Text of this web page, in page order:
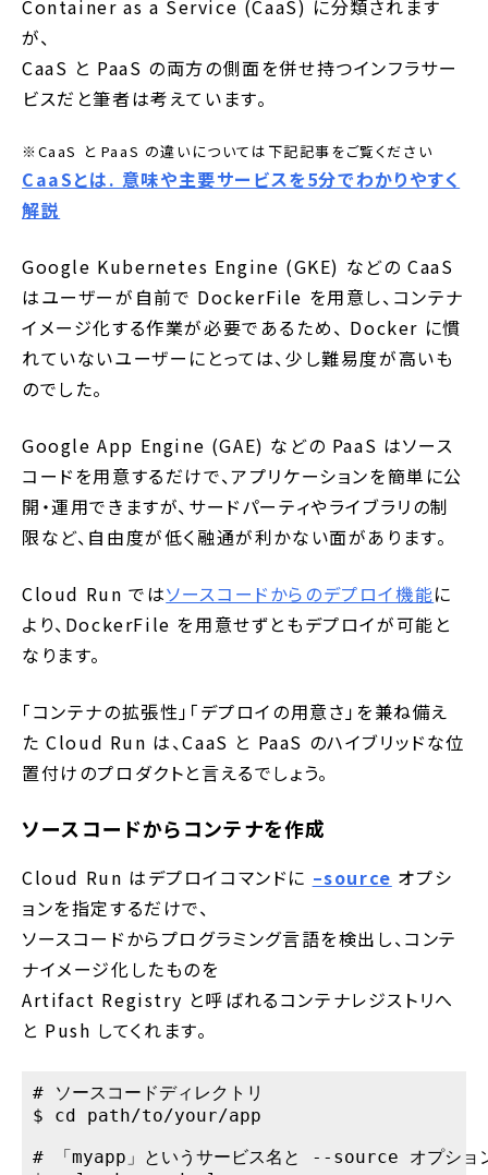
Container as a Service (CaaS) に分類されます
が、
CaaS と PaaS の両方の側面を併せ持つインフラサー
ビスだと筆者は考えています。
※CaaS と PaaS の違いについては下記記事をご覧ください
CaaSとは. 意味や主要サービスを5分でわかりやすく
解説
Google Kubernetes Engine (GKE) などの CaaS
はユーザーが自前で DockerFile を用意し、コンテナ
イメージ化する作業が必要であるため、 Docker に慣
れていないユーザーにとっては、少し難易度が高いも
のでした。
Google App Engine (GAE) などの PaaS はソース
コードを用意するだけで、アプリケーションを簡単に公
開・運用できますが、サードパーティやライブラリの制
限など、自由度が低く融通が利かない面があります。
Cloud Run ではソースコードからのデプロイ機能に
より、DockerFile を用意せずともデプロイが可能と
なります。
「コンテナの拡張性」「デプロイの用意さ」を兼ね備え
た Cloud Run は、CaaS と PaaS のハイブリッドな位
置付けのプロダクトと言えるでしょう。
ソースコードからコンテナを作成
Cloud Run はデプロイコマンドに –source オプシ
ョンを指定するだけで、
ソースコードからプログラミング言語を検出し、コンテ
ナイメージ化したものを
Artifact Registry と呼ばれるコンテナレジストリへ
と Push してくれます。
# ソースコードディレクトリ
$ cd path/to/your/app
# 「myapp」というサービス名と --source オプショ